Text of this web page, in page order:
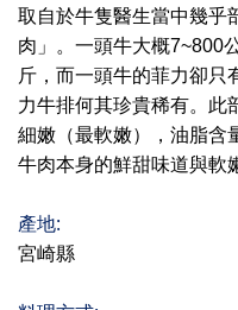
取自於牛隻醫生當中幾乎
肉」。一頭牛大概7~800
斤，而一頭牛的菲力卻只
力牛排何其珍貴稀有。此
細嫩（最軟嫩），油脂含
牛肉本身的鮮甜味道與軟
產地:
宮崎縣